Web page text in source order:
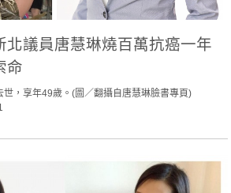
北議員唐慧琳燒百萬抗癌一年
命
，享年49歲。(圖／翻攝自唐慧琳臉書專頁)